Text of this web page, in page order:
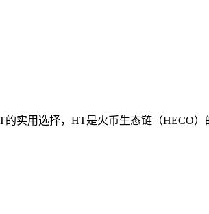
实用选择，HT是火币生态链（HECO